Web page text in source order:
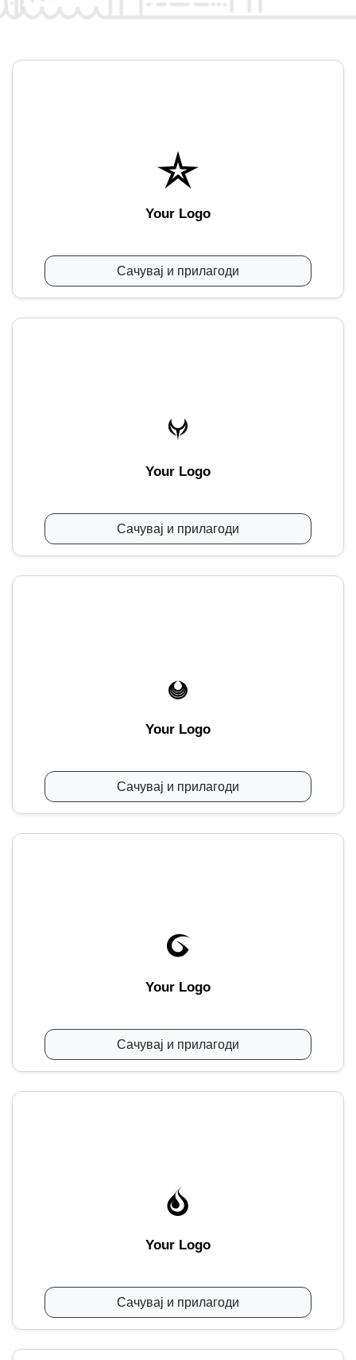
Your Logo
Сачувај и прилагоди
Your Logo
Сачувај и прилагоди
Your Logo
Сачувај и прилагоди
Your Logo
Сачувај и прилагоди
Your Logo
Сачувај и прилагоди